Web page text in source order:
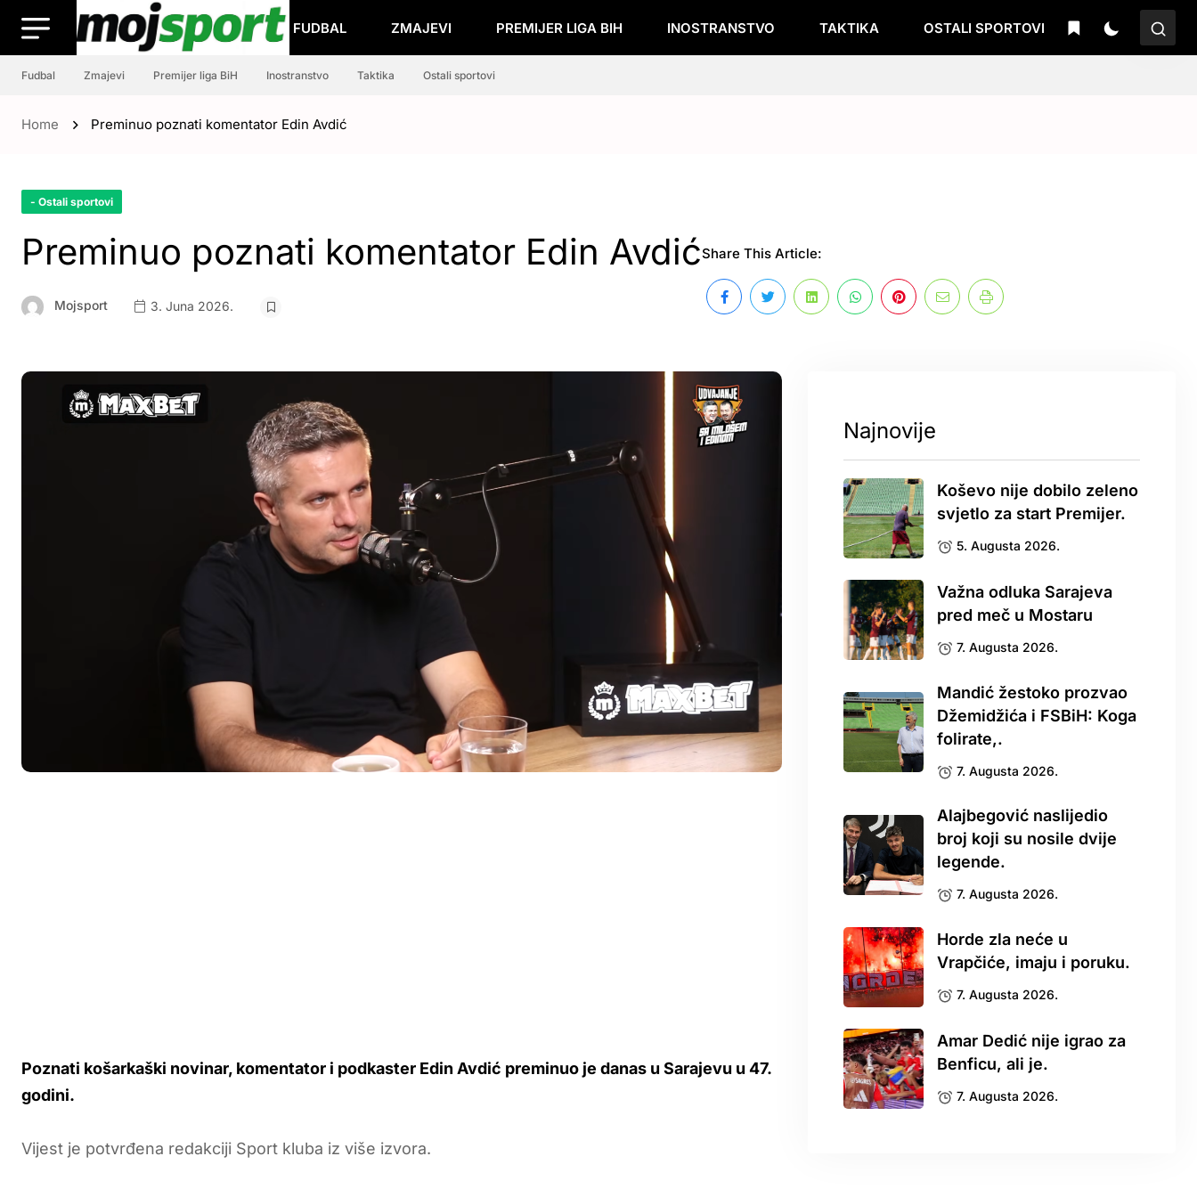
FUDBAL ZMAJEVI PREMIJER LIGA BIH INOSTRANSTVO TAKTIKA OSTALI SPORTOVI
Fudbal Zmajevi Premijer liga BiH Inostranstvo Taktika Ostali sportovi
Home Preminuo poznati komentator Edin Avdić
- Ostali sportovi
Preminuo poznati komentator Edin Avdić
Mojsport 3. Juna 2026.
Share This Article:
Poznati košarkaški novinar, komentator i podkaster Edin Avdić preminuo je danas u Sarajevu u 47.
godini.
Vijest je potvrđena redakciji Sport kluba iz više izvora.
Najnovije
Koševo nije dobilo zeleno
svjetlo za start Premijer.
5. Augusta 2026.
Važna odluka Sarajeva
pred meč u Mostaru
7. Augusta 2026.
Mandić žestoko prozvao
Džemidžića i FSBiH: Koga
folirate,.
7. Augusta 2026.
Alajbegović naslijedio
broj koji su nosile dvije
legende.
7. Augusta 2026.
Horde zla neće u
Vrapčiće, imaju i poruku.
7. Augusta 2026.
Amar Dedić nije igrao za
Benficu, ali je.
7. Augusta 2026.